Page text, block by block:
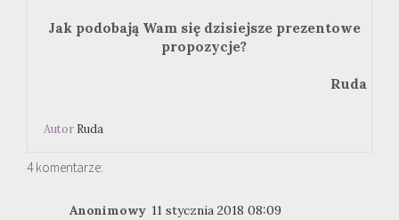
Jak podobają Wam się dzisiejsze prezentowe
propozycje?
Ruda
Autor Ruda
4 komentarze:
Anonimowy 11 stycznia 2018 08:09